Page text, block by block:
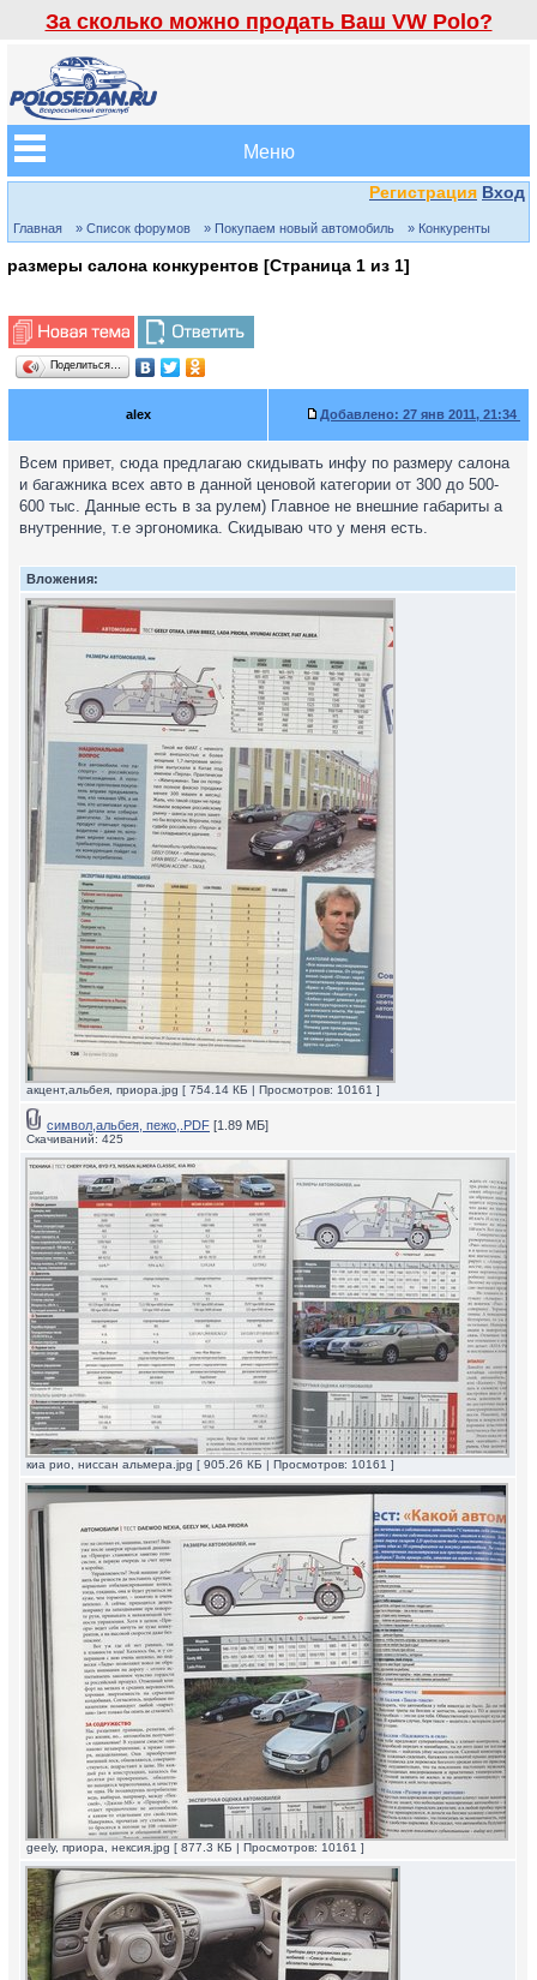
За сколько можно продать Ваш VW Polo?
Меню
Регистрация Вход
Главная » Список форумов » Покупаем новый автомобиль » Конкуренты
размеры салона конкурентов [Страница 1 из 1]
Поделиться…
alex Добавлено: 27 янв 2011, 21:34
Всем привет, сюда предлагаю скидывать инфу по размеру салона
и багажника всех авто в данной ценовой категории от 300 до 500-
600 тыс. Данные есть в за рулем) Главное не внешние габариты а
внутренние, т.е эргономика. Скидываю что у меня есть.
Вложения:
акцент,альбея, приора.jpg [ 754.14 КБ | Просмотров: 10161 ]
символ,альбея, пежо,.PDF [1.89 МБ]
Скачиваний: 425
киа рио, ниссан альмера.jpg [ 905.26 КБ | Просмотров: 10161 ]
geely, приора, нексия.jpg [ 877.3 КБ | Просмотров: 10161 ]